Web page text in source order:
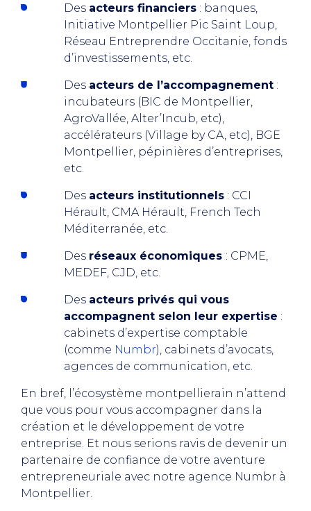
Des acteurs financiers : banques,
Initiative Montpellier Pic Saint Loup,
Réseau Entreprendre Occitanie, fonds
d’investissements, etc.
Des acteurs de l’accompagnement :
incubateurs (BIC de Montpellier,
AgroVallée, Alter’Incub, etc),
accélérateurs (Village by CA, etc), BGE
Montpellier, pépinières d’entreprises,
etc.
Des acteurs institutionnels : CCI
Hérault, CMA Hérault, French Tech
Méditerranée, etc.
Des réseaux économiques : CPME,
MEDEF, CJD, etc.
Des acteurs privés qui vous
accompagnent selon leur expertise :
cabinets d’expertise comptable
(comme Numbr), cabinets d’avocats,
agences de communication, etc.
En bref, l’écosystème montpellierain n’attend
que vous pour vous accompagner dans la
création et le développement de votre
entreprise. Et nous serions ravis de devenir un
partenaire de confiance de votre aventure
entrepreneuriale avec notre agence Numbr à
Montpellier.